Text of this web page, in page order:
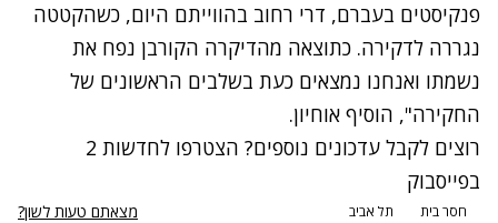
פנקיסטים בעברם, דרי רחוב בהווייתם היום, כשהקטטה
נגררה לדקירה. כתוצאה מהדיקרה הקורבן נפח את
נשמתו ואנחנו נמצאים כעת בשלבים הראשונים של
החקירה", הוסיף אוחיון.
רוצים לקבל עדכונים נוספים? הצטרפו לחדשות 2
בפייסבוק
חסר בית תל אביב מצאתם טעות לשון?